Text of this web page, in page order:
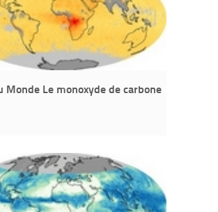
Monde Le monoxyde de carbone